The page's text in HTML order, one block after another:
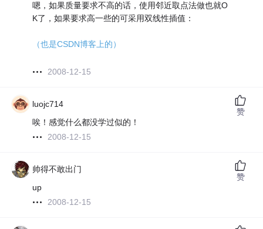
嗯，如果质量要求不高的话，使用邻近取点法做也就O
K了，如果要求高一些的可采用双线性插值：
（也是CSDN博客上的）
2008-12-15
luojc714
唉！感觉什么都没学过似的！
2008-12-15
赞
帅得不敢出门
up
2008-12-15
赞